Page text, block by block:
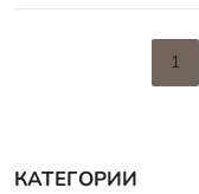
КАТЕГОРИИ
1